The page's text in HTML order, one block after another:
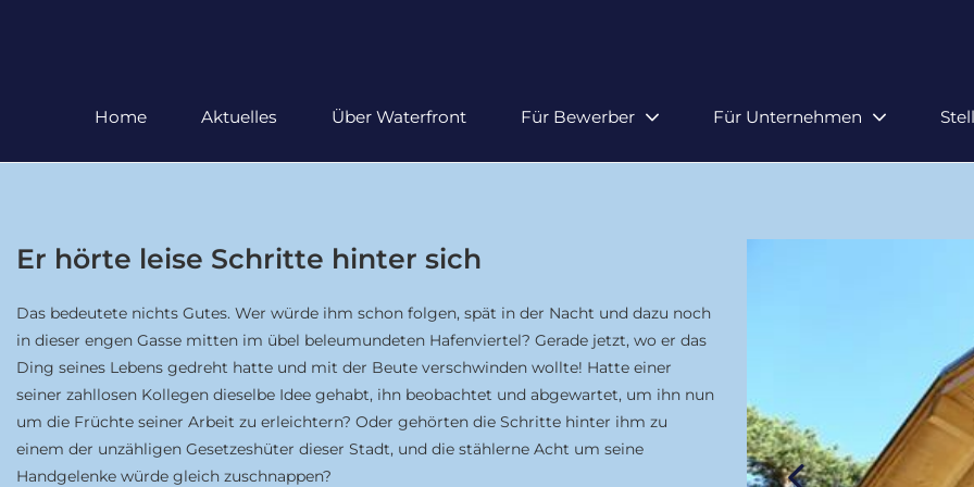
Home Aktuelles Über Waterfront Für Bewerber Für Unternehmen
Er hörte leise Schritte hinter sich
Das bedeutete nichts Gutes. Wer würde ihm schon folgen, spät in der Nacht und dazu noch
in dieser engen Gasse mitten im übel beleumundeten Hafenviertel? Gerade jetzt, wo er das
Ding seines Lebens gedreht hatte und mit der Beute verschwinden wollte! Hatte einer
seiner zahllosen Kollegen dieselbe Idee gehabt, ihn beobachtet und abgewartet, um ihn nun
um die Früchte seiner Arbeit zu erleichtern? Oder gehörten die Schritte hinter ihm zu
einem der unzähligen Gesetzeshüter dieser Stadt, und die stählerne Acht um seine
Handgelenke würde gleich zuschnappen?